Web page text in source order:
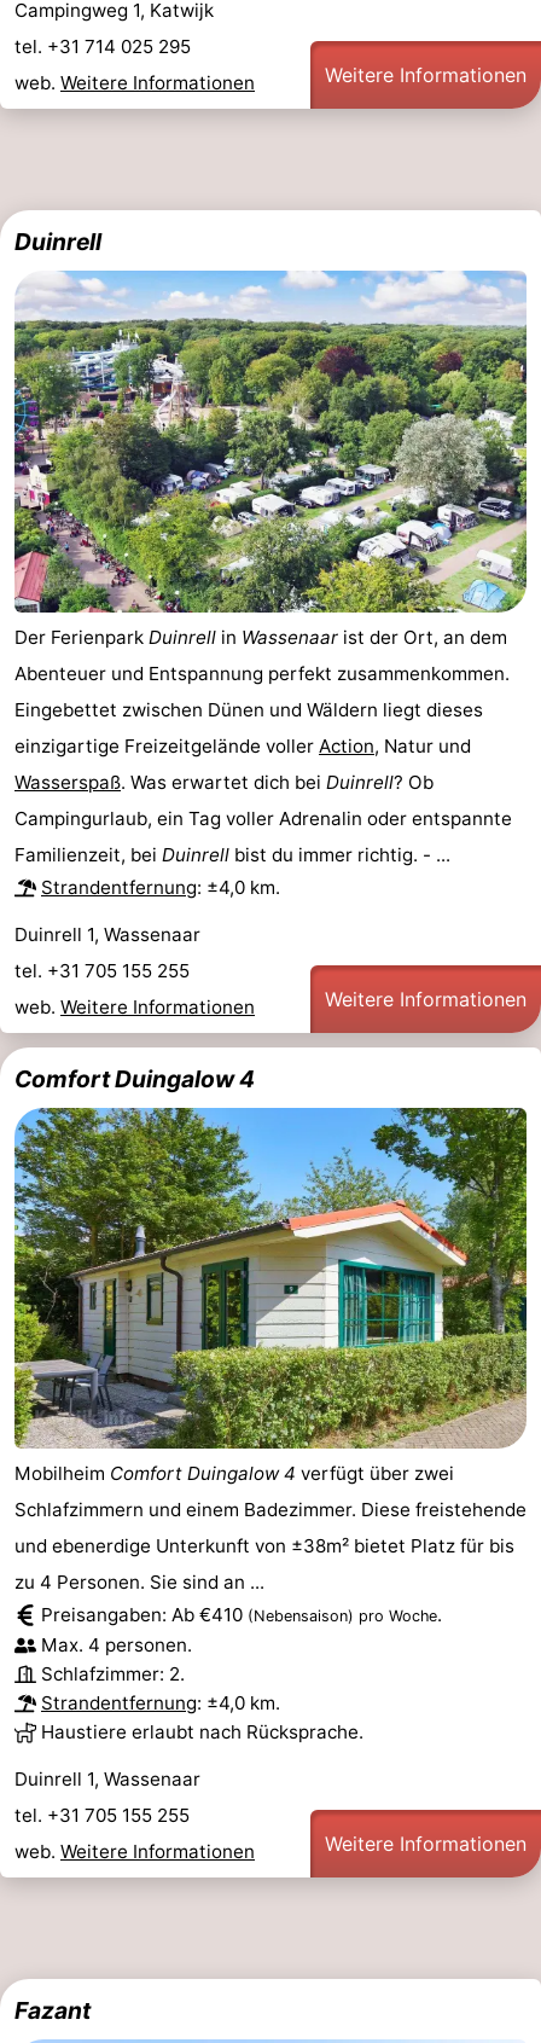
Campingweg 1, Katwijk
tel. +31 714 025 295
web. Weitere Informationen Weitere Informationen
Duinrell
Der Ferienpark Duinrell in Wassenaar ist der Ort, an dem
Abenteuer und Entspannung perfekt zusammenkommen.
Eingebettet zwischen Dünen und Wäldern liegt dieses
einzigartige Freizeitgelände voller Action, Natur und
Wasserspaß. Was erwartet dich bei Duinrell? Ob
Campingurlaub, ein Tag voller Adrenalin oder entspannte
Familienzeit, bei Duinrell bist du immer richtig. - ...
Strandentfernung: ±4,0 km.
Duinrell 1, Wassenaar
tel. +31 705 155 255
web. Weitere Informationen Weitere Informationen
Comfort Duingalow 4
Mobilheim Comfort Duingalow 4 verfügt über zwei
Schlafzimmern und einem Badezimmer. Diese freistehende
und ebenerdige Unterkunft von ±38m² bietet Platz für bis
zu 4 Personen. Sie sind an ...
Preisangaben: Ab €410 (Nebensaison) pro Woche.
Max. 4 personen.
Schlafzimmer: 2.
Strandentfernung: ±4,0 km.
Haustiere erlaubt nach Rücksprache.
Duinrell 1, Wassenaar
tel. +31 705 155 255
web. Weitere Informationen Weitere Informationen
Fazant